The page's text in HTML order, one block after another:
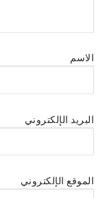
الاسم
البريد الإلكتروني
الموقع الإلكتروني